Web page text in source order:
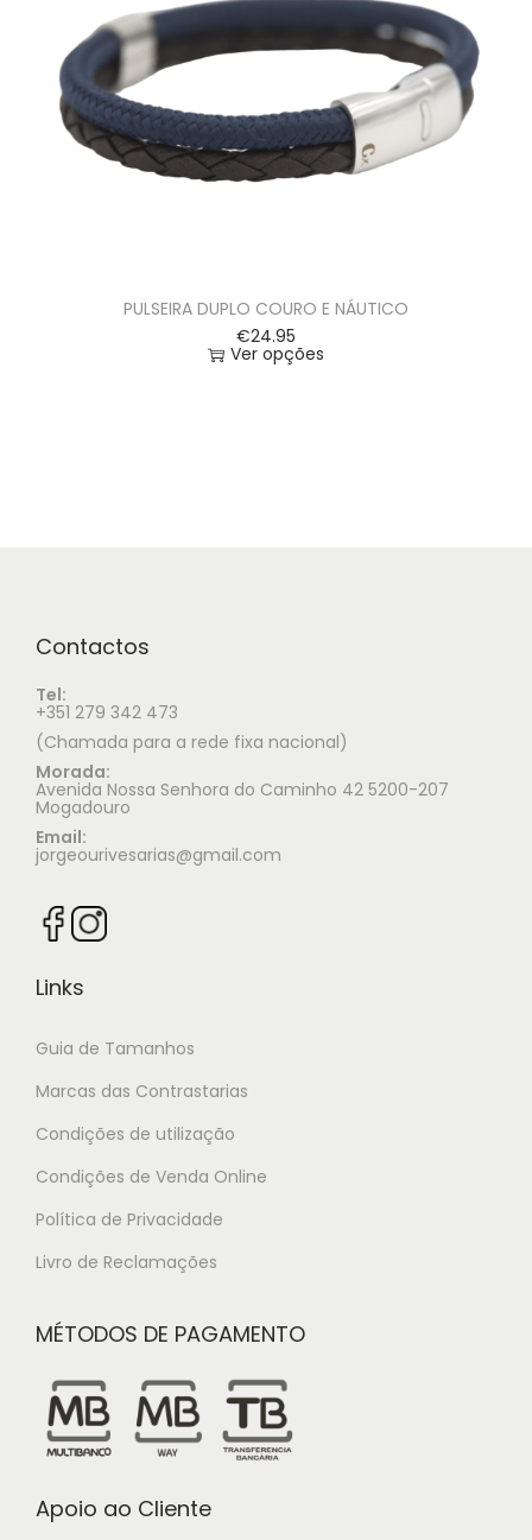
PULSEIRA DUPLO COURO E NÁUTICO
€24.95
Ver opções
Contactos
Tel:
+351 279 342 473
(Chamada para a rede fixa nacional)
Morada:
Avenida Nossa Senhora do Caminho 42 5200-207
Mogadouro
Email:
jorgeourivesarias@gmail.com
Links
Guia de Tamanhos
Marcas das Contrastarias
Condições de utilização
Condições de Venda Online
Política de Privacidade
Livro de Reclamações
MÉTODOS DE PAGAMENTO
Apoio ao Cliente